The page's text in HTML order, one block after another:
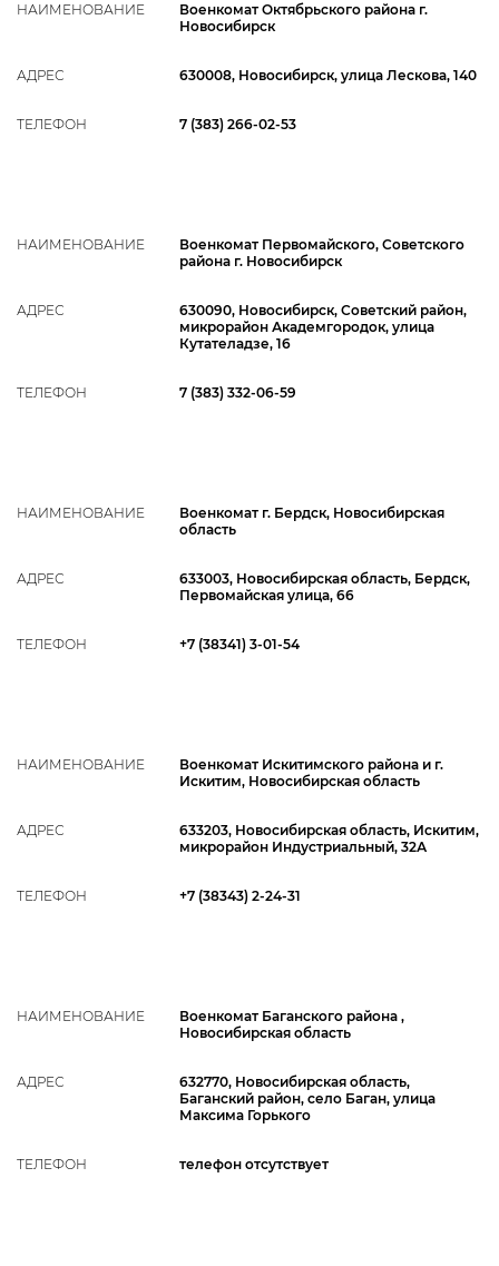
НАИМЕНОВАНИЕ
Военкомат Октябрьского района г.
Новосибирск
АДРЕС 630008, Новосибирск, улица Лескова, 140
ТЕЛЕФОН 7 (383) 266-02-53
НАИМЕНОВАНИЕ
Военкомат Первомайского, Советского
района г. Новосибирск
АДРЕС
630090, Новосибирск, Советский район,
микрорайон Академгородок, улица
Кутателадзе, 16
ТЕЛЕФОН 7 (383) 332-06-59
НАИМЕНОВАНИЕ
Военкомат г. Бердск, Новосибирская
область
АДРЕС
633003, Новосибирская область, Бердск,
Первомайская улица, 66
ТЕЛЕФОН +7 (38341) 3-01-54
НАИМЕНОВАНИЕ
Военкомат Искитимского района и г.
Искитим, Новосибирская область
АДРЕС
633203, Новосибирская область, Искитим,
микрорайон Индустриальный, 32А
ТЕЛЕФОН +7 (38343) 2-24-31
НАИМЕНОВАНИЕ
Военкомат Баганского района ,
Новосибирская область
АДРЕС
632770, Новосибирская область,
Баганский район, село Баган, улица
Максима Горького
ТЕЛЕФОН телефон отсутствует